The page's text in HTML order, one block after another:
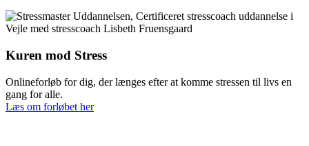
Kuren mod Stress
Onlineforløb for dig, der længes efter at komme stressen til livs en
gang for alle.
Læs om forløbet her